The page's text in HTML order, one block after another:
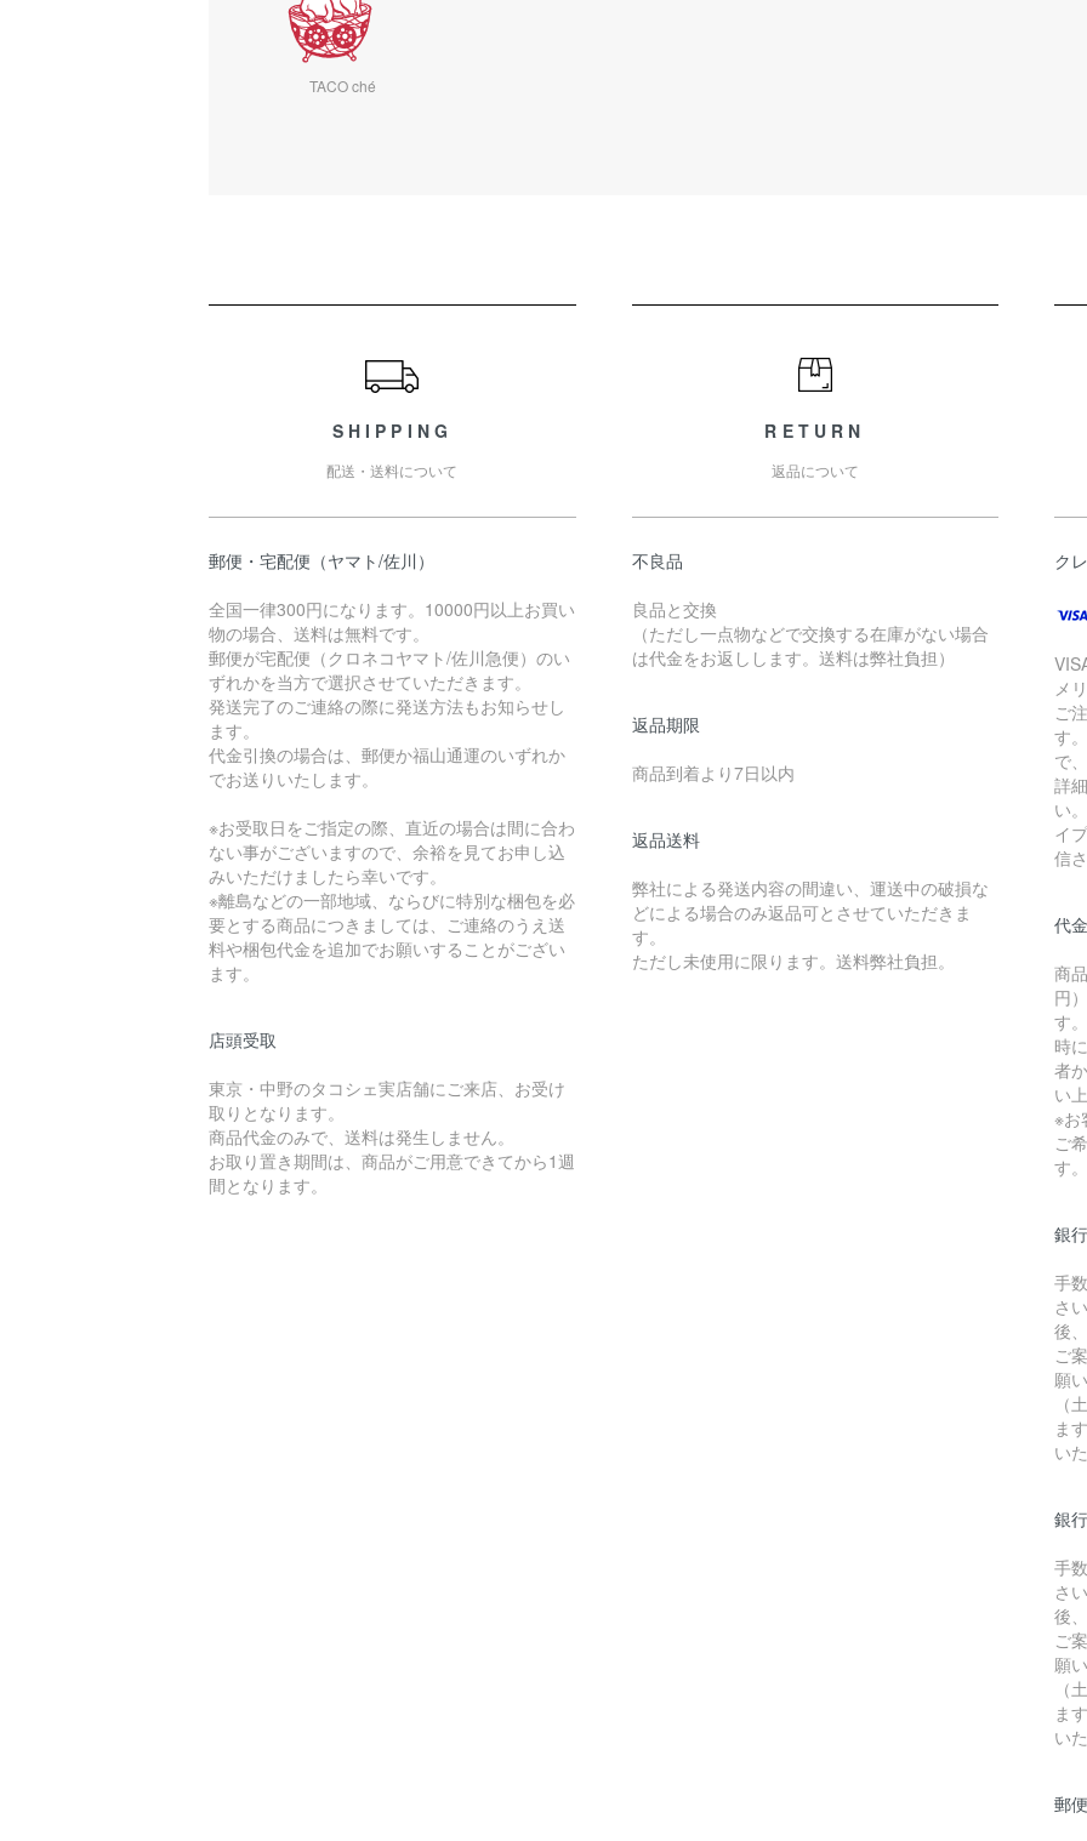
TACO ché
SHIPPING
配送・送料について
郵便・宅配便（ヤマト/佐川）
全国一律300円になります。10000円以上お買い
物の場合、送料は無料です。
郵便が宅配便（クロネコヤマト/佐川急便）のい
ずれかを当方で選択させていただきます。
発送完了のご連絡の際に発送方法もお知らせし
ます。
代金引換の場合は、郵便か福山通運のいずれか
でお送りいたします。
※お受取日をご指定の際、直近の場合は間に合わ
ない事がございますので、余裕を見てお申し込
みいただけましたら幸いです。
※離島などの一部地域、ならびに特別な梱包を必
要とする商品につきましては、ご連絡のうえ送
料や梱包代金を追加でお願いすることがござい
ます。
店頭受取
東京・中野のタコシェ実店舗にご来店、お受け
取りとなります。
商品代金のみで、送料は発生しません。
お取り置き期間は、商品がご用意できてから1週
間となります。
RETURN
返品について
不良品
良品と交換
（ただし一点物などで交換する在庫がない場合
は代金をお返しします。送料は弊社負担）
返品期限
商品到着より7日以内
返品送料
弊社による発送内容の間違い、運送中の破損な
どによる場合のみ返品可とさせていただきま
す。
ただし未使用に限ります。送料弊社負担。
ク
メ
ご
す
で
詳
い。
イ
信
代
商
円
す
時
者
い
※お
ご
す。
銀
手
さ
後
ご
願
（
ま
い
銀
手
さ
後
ご
願
（
ま
い
郵